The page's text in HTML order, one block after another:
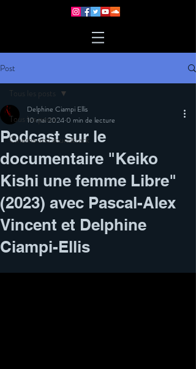
Post
Tous les posts
Cinema and soundtrack
Tous les posts
Podcast sur le
documentaire "Keiko
Kishi une femme Libre"
(2023) avec Pascal-Alex
Vincent et Delphine
Ciampi-Ellis
Delphine Ciampi Ellis
10 mai 2024 0 min de lecture